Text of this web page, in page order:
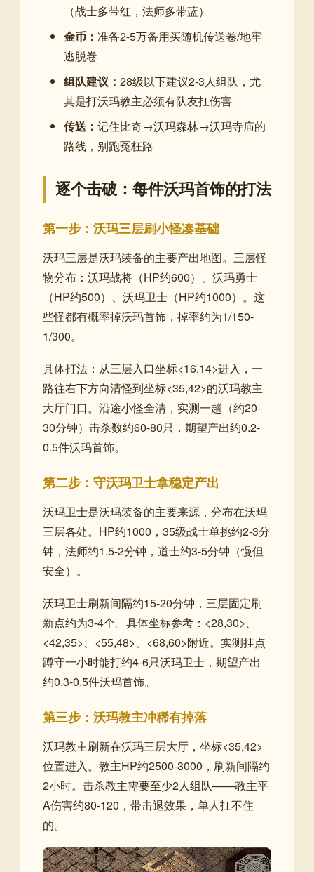
（战士多带红，法师多带蓝）
金币： 准备2-5万备用买随机传送卷/地牢
逃脱卷
组队建议： 28级以下建议2-3人组队，尤
其是打沃玛教主必须有队友扛伤害
传送： 记住比奇→沃玛森林→沃玛寺庙的
路线，别跑冤枉路
逐个击破：每件沃玛首饰的打法
第一步：沃玛三层刷小怪凑基础
沃玛三层是沃玛装备的主要产出地图。三层怪
物分布：沃玛战将（HP约600）、沃玛勇士
（HP约500）、沃玛卫士（HP约1000）。这
些怪都有概率掉沃玛首饰，掉率约为1/150-
1/300。
具体打法：从三层入口坐标<16,14>进入，一
路往右下方向清怪到坐标<35,42>的沃玛教主
大厅门口。沿途小怪全清，实测一趟（约20-
30分钟）击杀数约60-80只，期望产出约0.2-
0.5件沃玛首饰。
第二步：守沃玛卫士拿稳定产出
沃玛卫士是沃玛装备的主要来源，分布在沃玛
三层各处。HP约1000，35级战士单挑约2-3分
钟，法师约1.5-2分钟，道士约3-5分钟（慢但
安全）。
沃玛卫士刷新间隔约15-20分钟，三层固定刷
新点约为3-4个。具体坐标参考：<28,30>、
<42,35>、<55,48>、<68,60>附近。实测挂点
蹲守一小时能打约4-6只沃玛卫士，期望产出
约0.3-0.5件沃玛首饰。
第三步：沃玛教主冲稀有掉落
沃玛教主刷新在沃玛三层大厅，坐标<35,42>
位置进入。教主HP约2500-3000，刷新间隔约
2小时。击杀教主需要至少2人组队——教主平
A伤害约80-120，带击退效果，单人扛不住
的。